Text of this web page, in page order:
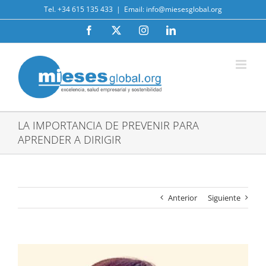
al
Tel. +34 615 135 433 | Email: info@miesesglobal.org
Facebook InstagramLinkedIn
LA IMPORTANCIA DE PREVENIR PARA
APRENDER A DIRIGIR
Anterior Siguiente